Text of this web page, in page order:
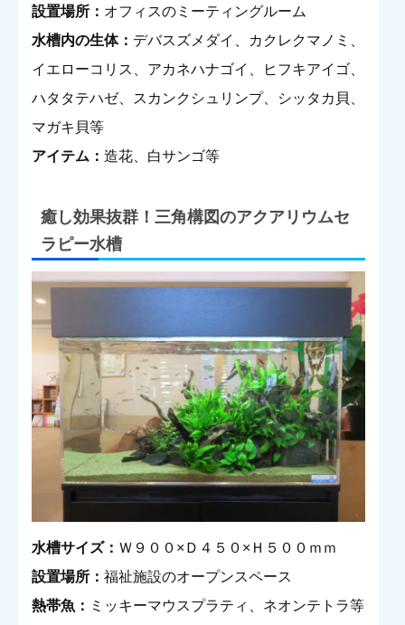
設置場所： オフィスのミーティングルーム
水槽内の生体： デバスズメダイ、カクレクマノミ、
イエローコリス、アカネハナゴイ、ヒフキアイゴ、
ハタタテハゼ、スカンクシュリンプ、シッタカ貝、
マガキ貝等
アイテム： 造花、白サンゴ等
癒し効果抜群！三角構図のアクアリウムセ
ラピー水槽
水槽サイズ： Ｗ９００×Ｄ４５０×Ｈ５００ｍｍ
設置場所： 福祉施設のオープンスペース
熱帯魚： ミッキーマウスプラティ、ネオンテトラ等